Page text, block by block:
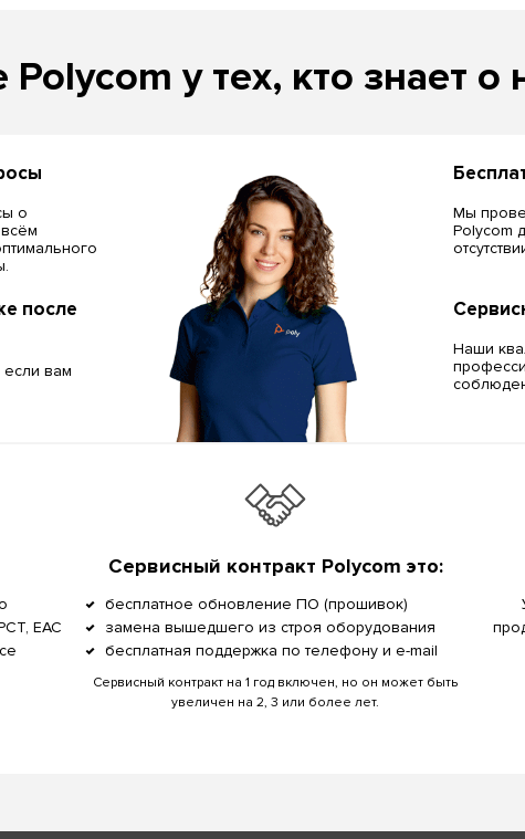
Polycom у тех, кто знает о
о
после
если вам
Мы
Polycom
Наши
EAC
Сервисный контракт Polycom это:
бесплатное обновление ПО (прошивок)
замена вышедшего из строя оборудования
бесплатная поддержка по телефону и e-mail
Сервисный контракт на 1 год включен, но он может быть
увеличен на 2, 3 или более лет.